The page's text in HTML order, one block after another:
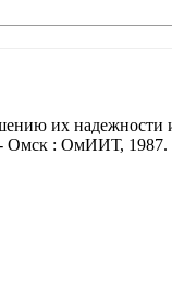
их надежности
- Омск : ОмИИТ, 1987.